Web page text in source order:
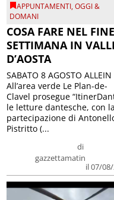
APPUNTAMENTI,OGGI &
DOMANI
COSA FARE NEL FINE
SETTIMANA IN
D’AOSTA
di
gazzettamatin
il 07/
SABATO 8 AGOSTO ALLEIN
All’area verde Le Plan-de-
Clavel prosegue
le letture dantesche, con la
partecipazione di
Pistritto (...